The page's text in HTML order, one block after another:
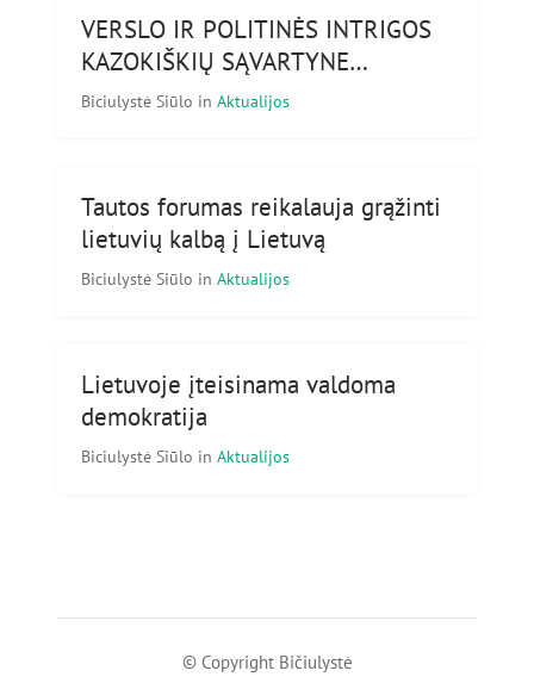
VERSLO IR POLITINĖS INTRIGOS
KAZOKIŠKIŲ SĄVARTYNE…
Biciulystė Siūlo in Aktualijos
Tautos forumas reikalauja grąžinti
lietuvių kalbą į Lietuvą
Biciulystė Siūlo in Aktualijos
Lietuvoje įteisinama valdoma
demokratija
Biciulystė Siūlo in Aktualijos
© Copyright Bičiulystė